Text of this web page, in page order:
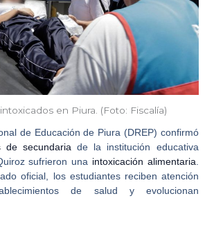
en Piura. (Foto: Fiscalía)
de Educación de Piura (DREP) confirmó
de secundaria de la institución educativa
sufrieron una intoxicación alimentaria.
oficial, los estudiantes reciben atención
de salud y evolucionan